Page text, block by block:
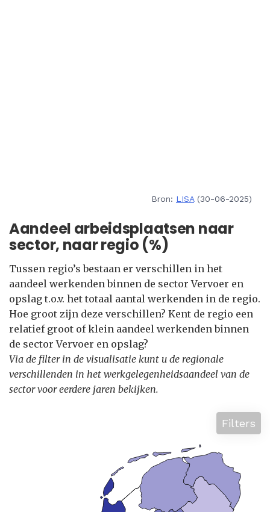
Bron: LISA(30-06-2025)
Aandeel arbeidsplaatsen naar
sector, naar regio (%)
Tussen regio’s bestaan er verschillen in het
aandeel werkenden binnen de sector Vervoer en
opslag t.o.v. het totaal aantal werkenden in de regio.
Hoe groot zijn deze verschillen? Kent de regio een
relatief groot of klein aandeel werkenden binnen
de sector Vervoer en opslag?
Via de filter in de visualisatie kunt u de regionale
verschillenden in het werkgelegenheidsaandeel van de
sector voor eerdere jaren bekijken.
Filters